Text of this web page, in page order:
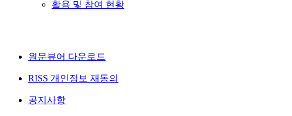
활용 및 참여 현황
원문뷰어 다운로드
RISS 개인정보 재동의
공지사항